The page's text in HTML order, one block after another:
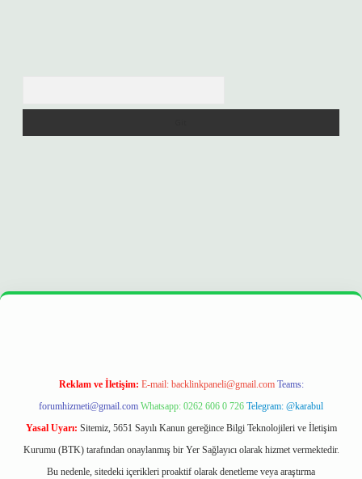
https://betexpergir.net/
Reklam ve İletişim: E-mail: backlinkpaneli@gmail.com Teams:
forumhizmeti@gmail.com Whatsapp: 0262 606 0 726 Telegram: @karabul
Yasal Uyarı: Sitemiz, 5651 Sayılı Kanun gereğince Bilgi Teknolojileri ve İletişim
Kurumu (BTK) tarafından onaylanmış bir Yer Sağlayıcı olarak hizmet vermektedir.
Bu nedenle, sitedeki içerikleri proaktif olarak denetleme veya araştırma